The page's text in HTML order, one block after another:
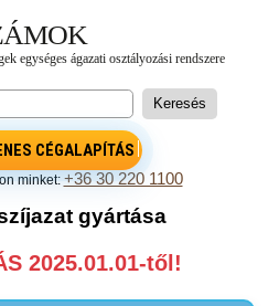
CÉGALAPÍTÁS
minket:+36 30 220 1100
gyártása
2025.01.01-től!